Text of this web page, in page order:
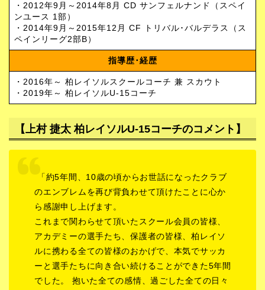
・2012年9月～2014年8月 CD サンフェルナンド（スペイ
ンユース 1部）
・2014年9月～2015年12月 CF トリバル･バルデラス（ス
ペインリーグ2部B）
指導歴･経歴
・2016年～ 柏レイソルスクールコーチ 兼 スカウト
・2019年～ 柏レイソルU-15コーチ
【上村 捷太 柏レイソルU-15コーチのコメント】
「約5年間、10歳の頃からお世話になったクラブ
のエンブレムを再び背負わせて頂けたことに心か
ら感謝申し上げます。
これまで関わらせて頂いたスクール会員の皆様、
アカデミーの選手たち、保護者の皆様、柏レイソ
ルに携わる全ての皆様のおかげで、本気でサッカ
ーと選手たちに向き合い続けることができた5年間
でした。 抱いた全ての感情、過ごした全ての日々